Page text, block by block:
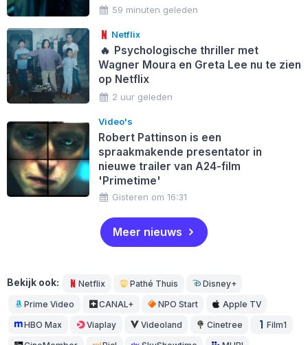
59 minuten geleden
Netflix
🔥 Psychologische thriller met
Wagner Moura en Greta Lee nu te zien
op Netflix
2 uur geleden
Video's
Robert Pattinson is een
spraakmakende presentator in
nieuwe trailer van A24-film
'Primetime'
Gisteren om 16:31
Meer nieuws
Bekijk ook: Netflix Pathé Thuis Disney+
Prime Video CANAL+ NPO Start Apple TV
HBO Max Viaplay Videoland Cinetree Film1